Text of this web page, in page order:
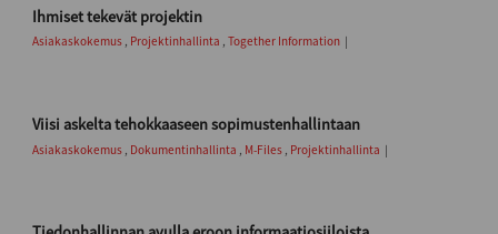
Ihmiset tekevät projektin
Asiakaskokemus , Projektinhallinta , Together Information
Viisi askelta tehokkaaseen sopimustenhallintaan
Asiakaskokemus Dokumentinhallinta M-Files Projektinhallinta